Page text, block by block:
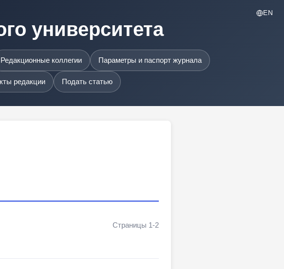
EN
университета
Редакционные коллегии Параметры и паспорт журнала
редакции Подать статью
Страницы 1-2